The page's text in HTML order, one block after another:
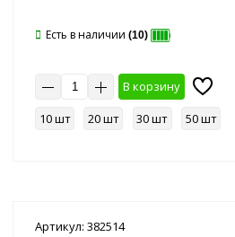
Есть в наличии (10)
В корзину
10 шт
20 шт 30 шт 50 шт
Артикул: 382514